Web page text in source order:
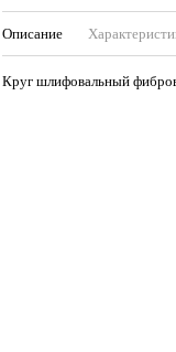
Описание
Круг шлифовальный